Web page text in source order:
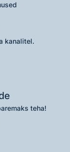
kanalitel.
teha!